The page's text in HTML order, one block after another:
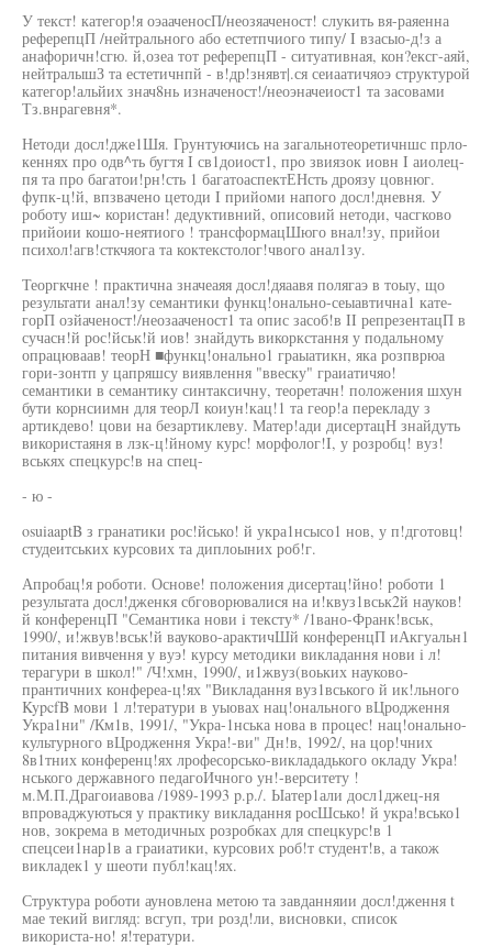
У текст! категор!я оэааченосП/неозяаченост! слукить вя-раяенна
реферепцП /нейтрального або естетпчиого типу/ I взасыо-д!з а
анафоричн!сгю. й,озеа тот реферепцП - ситуативная, кон?ексг-аяй,
нейтралышЗ та естетичнпй - в!др!знявт|.ся сеиаатичяоэ структурой
категор!альйих знач8нь изначеност!/неоэначеиост1 та засовами
Тз.внрагевня*.
Нетоди досл!дже1Шя. Грунтуючись на загальнотеоретичншс прло-
кеннях про одв^ть бугтя I св1доиост1, про звиязок иовн I аиолец-
пя та про багатои!рн!сть 1 багатоаспектЕНсть дроязу цовнюг.
фупк-ц!й, впзвачено цетоди I прийоми напого досл!дневня. У
роботу иш~ користан! дедуктивний, описовий нетоди, часгково
прийоии кошо-неятиого ! трансформацШюго внал!зу, прийои
психол!агв!сткчяога та коктекстолог!чвого анал1зу.
Теоргкчне ! практична значеаяя досл!дяаавя полягаэ в тоыу, що
результати анал!зу семантики функц!онально-сеыавтична1 кате-
горП озйаченост!/неозааченост1 та опис засоб!в II репрезентацП в
сучасн!й рос!йськ!й иов! знайдуть викоркстання у подальному
опрацюваав! теорН ■функц!онально1 граыатикн, яка розпврюа
гори-зонтп у цапряшсу виявлення "ввеску" граиатичяо!
семантики в семантику синтаксичну, теоретачн! положения шхун
бути корнсиимн для теорЛ коиун!кац!1 та геор!а перекладу з
артикдево! цови на безартиклеву. Матер!ади дисертацН знайдуть
використаяня в лзк-ц!йному курс! морфолог!I, у розробц! вуз!
вськях спецкурс!в на спец-
- ю -
osuiaaptB з гранатики рос!йсько! й укра1нсысо1 нов, у п!дготовц!
студеитських курсових та диплоыних роб!г.
Апробац!я роботи. Основе! положения дисертац!йно! роботи 1
результата досл!дженкя сбговорювалися на и!квуз1вськ2й науков!
й конференцП "Семантика нови i тексту* /1вано-Франк!вськ,
1990/, и!жвув!вськ!й вауково-арактичШй конференцП иАкгуальн1
питания вивчення у вуэ! курсу методики викладання нови i л!
терагури в школ!" /Ч!хмн, 1990/, и1жвуз(воьких науково-
прантичних конфереа-ц!ях "Викладання вуз1вського й ик!льного
KypcfB мови 1 л!тератури в уыовах нац!онального вЦродження
Укра1ни" /Км1в, 1991/, "Укра-1нська нова в процес! нац!онально-
культурного вЦродження Укра!-ви" Дн!в, 1992/, на цор!чних
8в1тних конференц!ях лрофесорсько-виклададького окладу Укра!
нського державного педагоИчного ун!-верситету !
м.М.П.Драгоиавова /1989-1993 p.p./. Ыатер1али досл1джец-ня
впроваджуються у практику викладання росШсько! й укра!всько1
нов, зокрема в методичных розробках для спецкурс!в 1
спецсеи1нар1в а граиатики, курсових роб!т студент!в, а також
викладек1 у шеоти публ!кац!ях.
Структура роботи ауновлена метою та завданняии досл!дження t
мае текий вигляд: всгуп, три розд!ли, висновки, список
використа-но! я!тератури.